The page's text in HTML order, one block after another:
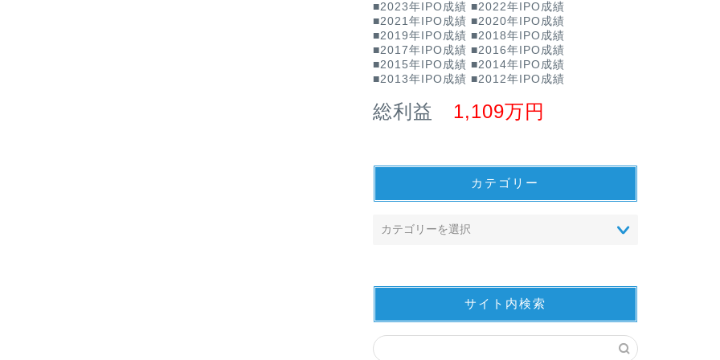
■2023年IPO成績 ■2022年IPO成績
■2021年IPO成績 ■2020年IPO成績
■2019年IPO成績 ■2018年IPO成績
■2017年IPO成績 ■2016年IPO成績
■2015年IPO成績 ■2014年IPO成績
■2013年IPO成績 ■2012年IPO成績
総利益 1,109万円
カテゴリー
サイト内検索